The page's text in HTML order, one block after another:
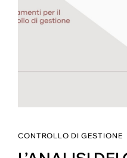
CONTROLLO DI GESTIONE